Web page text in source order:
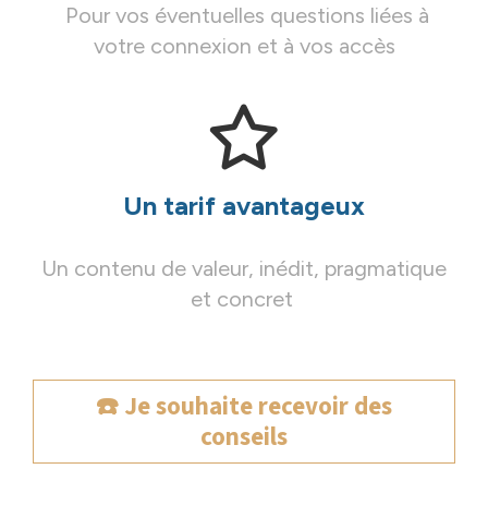
Pour vos éventuelles questions liées à
votre connexion et à vos accès
Un tarif avantageux
Un contenu de valeur, inédit, pragmatique
et concret
☎️ Je souhaite recevoir des
conseils